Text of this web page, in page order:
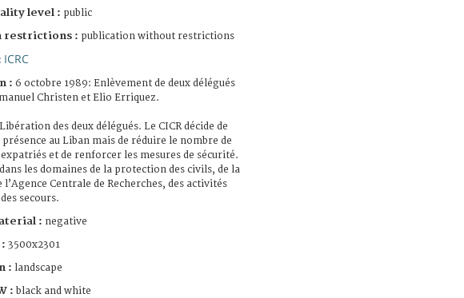
level : public
restrictions : publication without restrictions
ICRC
: 6 octobre 1989: Enlèvement de deux délégués
Christen et Elio Erriquez.
des deux délégués. Le CICR décide de
au Liban mais de réduire le nombre de
expatriés et de renforcer les mesures de sécurité.
les domaines de la protection des civils, de la
Centrale de Recherches, des activités
secours.
: negative
3500x2301
: landscape
: black and white